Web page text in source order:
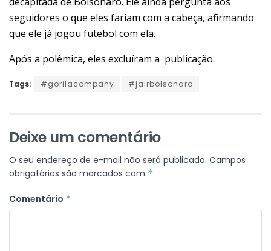
seguidores o que eles fariam com a cabeça, afirmando
que ele já jogou futebol com ela.
Após a polêmica, eles excluíram a publicação.
Tags: #gorilacompany #jairbolsonaro
Deixe um comentário
O seu endereço de e-mail não será publicado. Campos
obrigatórios são marcados com *
Comentário *